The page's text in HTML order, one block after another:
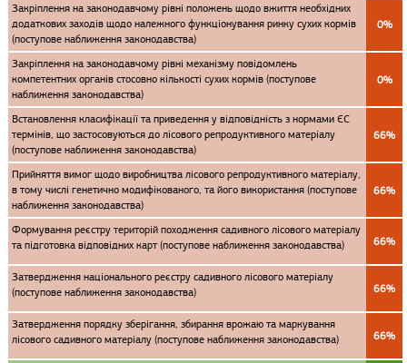
Закріплення на законодавчому рівні положень щодо вжиття необхідних
додаткових заходів щодо належного функціонування ринку сухих кормів
(поступове наближення законодавства)
0%
Закріплення на законодавчому рівні механізму повідомлень
компетентних органів стосовно кількості сухих кормів (поступове
наближення законодавства)
0%
Встановлення класифікації та приведення у відповідність з нормами ЄС
термінів, що застосовуються до лісового репродуктивного матеріалу
(поступове наближення законодавства)
66%
Прийняття вимог щодо виробництва лісового репродуктивного матеріалу,
в тому числі генетично модифікованого, та його використання (поступове
наближення законодавства)
66%
Формування реєстру територій походження садивного лісового матеріалу
та підготовка відповідних карт (поступове наближення законодавства)
66%
Затвердження національного реєстру садивного лісового матеріалу
(поступове наближення законодавства)
66%
Затвердження порядку зберігання, збирання врожаю та маркування
лісового садивного матеріалу (поступове наближення законодавства)
66%